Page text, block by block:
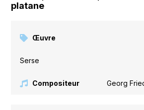
platane
Œuvre
Serse
Compositeur Georg